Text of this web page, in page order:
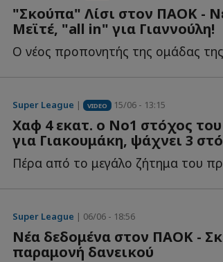
"Σκούπα" Λίσι στον ΠΑΟΚ -
Μεϊτέ, "all in" για Γιαννούλη!
Super League | VIDEO 15/06 - 13:15
Χαφ 4 εκατ. ο Νο1 στόχος
για Γιακουμάκη, ψάχνει 3
Super League | 06/06 - 18:56
Νέα δεδομένα στον ΠΑΟΚ -
παραμονή δανεικού